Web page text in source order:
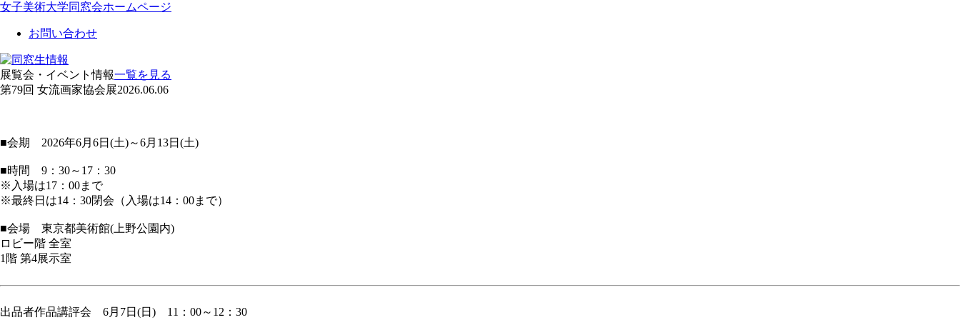
女子美術大学同窓会ホームページ
お問い合わせ
展覧会・イベント情報一覧を見る
第79回 女流画家協会展2026.06.06
■会期 2026年6月6日(土)～6月13日(土)
■時間 9：30～17：30
※入場は17：00まで
※最終日は14：30閉会（入場は14：00まで）
■会場 東京都美術館(上野公園内)
ロビー階 全室
1階 第4展示室
出品者作品講評会 6月7日(日) 11：00～12：30